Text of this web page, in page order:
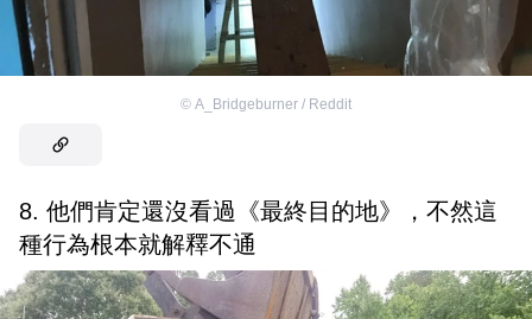
© A_Bridgeburner / Reddit
8. 他們肯定還沒看過《最終目的地》，不然這
種行為根本就解釋不通